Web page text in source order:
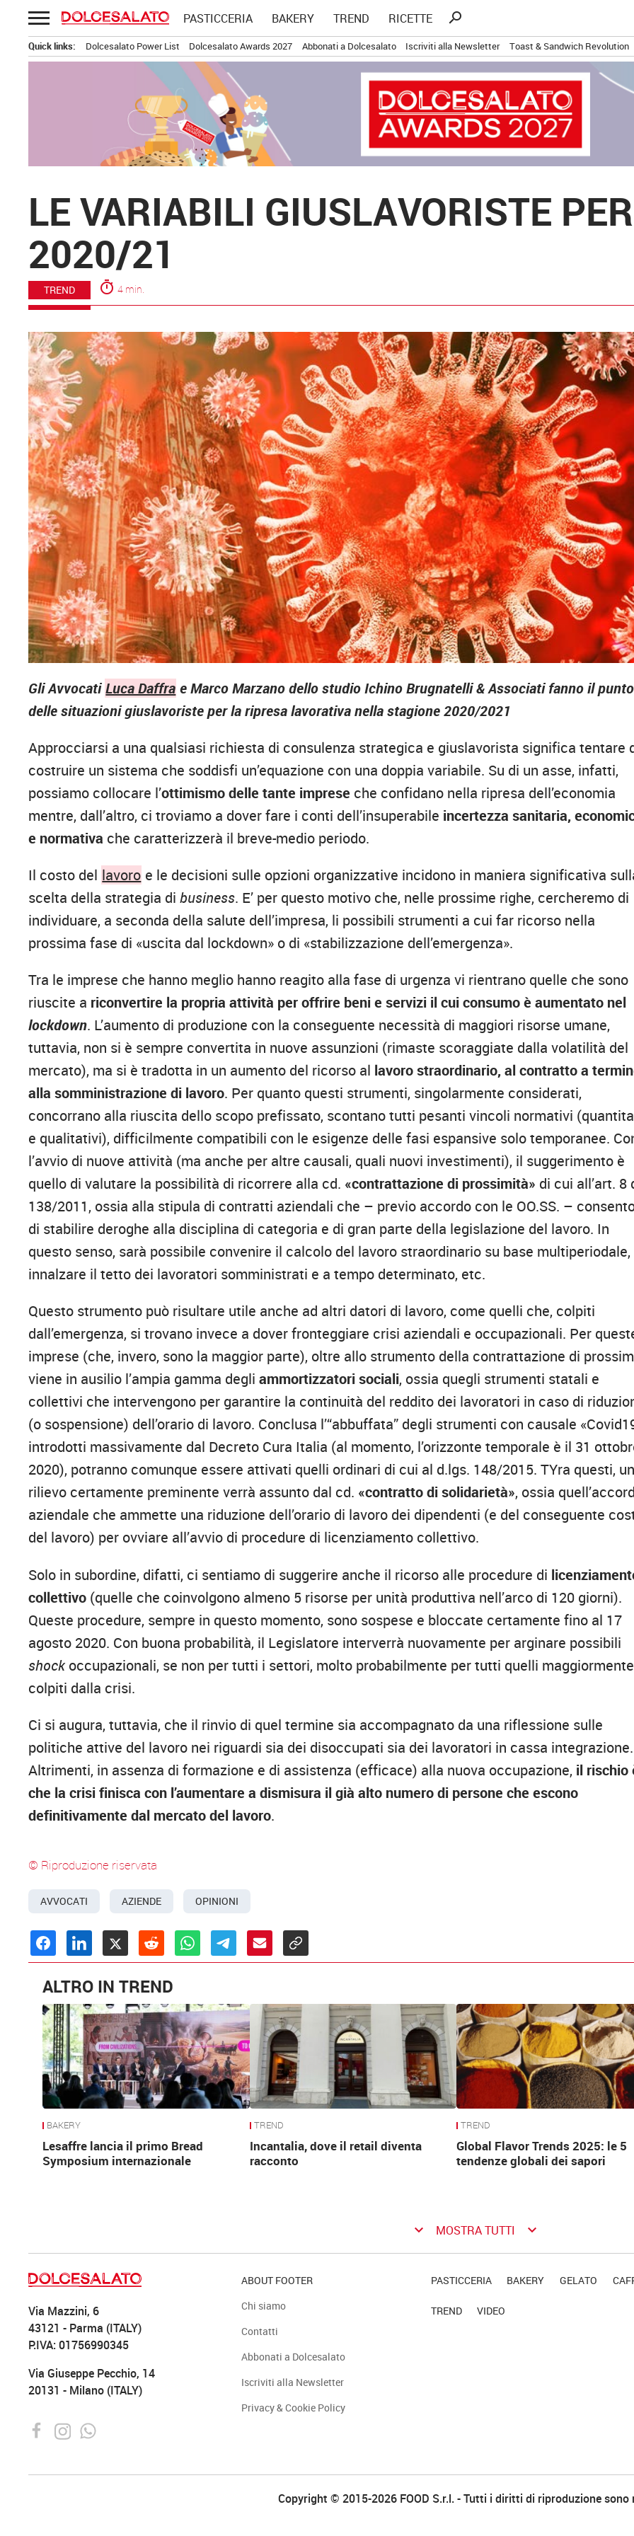
Passa
al
contenuto
PASTICCERIA BAKERY TREND RICETTE
Ricerca
search
Quick links: Dolcesalato Power List Dolcesalato Awards 2027 Abbonati a Dolcesalato Iscriviti alla Newsletter Toast & Sandwich Revolution
LE VARIABILI GIUSLAVORISTE
2020/21
TREND timer 4 min.
Gli AvvocatiLuca Daffra e Marco Marzano dello studio Ichino Brugnatelli & Associati fanno il punto
delle situazioni giuslavoriste per la ripresa lavorativa nella stagione 2020/2021
Approcciarsi a una qualsiasi richiesta di consulenza strategica e giuslavorista significa tentare
costruire un sistema che soddisfi un’equazione con una doppia variabile. Su di un asse, infatti,
possiamo collocare l’ottimismo delle tante imprese che confidano nella ripresa dell’economia
mentre, dall’altro, ci troviamo a dover fare i conti dell’insuperabile incertezza sanitaria,
e normativa che caratterizzerà il breve-medio periodo.
Il costo del lavoro e le decisioni sulle opzioni organizzative incidono in maniera significativa
scelta della strategia dibusiness. E’ per questo motivo che, nelle prossime righe, cercheremo di
individuare, a seconda della salute dell’impresa, li possibili strumenti a cui far ricorso nella
prossima fase di «uscita dal lockdown» o di «stabilizzazione dell’emergenza».
Tra le imprese che hanno meglio hanno reagito alla fase di urgenza vi rientrano quelle che sono
riuscite a riconvertire la propria attività per offrire beni e servizi il cui consumo è aumentato nel
lockdown. L’aumento di produzione con la conseguente necessità di maggiori risorse umane,
tuttavia, non si è sempre convertita in nuove assunzioni (rimaste scoraggiate dalla volatilità del
mercato), ma si è tradotta in un aumento del ricorso al lavoro straordinario, al contratto a
alla somministrazione di lavoro. Per quanto questi strumenti, singolarmente considerati,
concorrano alla riuscita dello scopo prefissato, scontano tutti pesanti vincoli normativi
e qualitativi), difficilmente compatibili con le esigenze delle fasi espansive solo temporanee.
l’avvio di nuove attività (ma anche per altre causali, quali nuovi investimenti), il suggerimento è
quello di valutare la possibilità di ricorrere alla cd. «contrattazione di prossimità» di cui all’art. 8
138/2011, ossia alla stipula di contratti aziendali che – previo accordo con le OO.SS. –
di stabilire deroghe alla disciplina di categoria e di gran parte della legislazione del lavoro. In
questo senso, sarà possibile convenire il calcolo del lavoro straordinario su base multiperiodale,
innalzare il tetto dei lavoratori somministrati e a tempo determinato, etc.
Questo strumento può risultare utile anche ad altri datori di lavoro, come quelli che, colpiti
dall’emergenza, si trovano invece a dover fronteggiare crisi aziendali e occupazionali. Per
imprese (che, invero, sono la maggior parte), oltre allo strumento della contrattazione di
viene in ausilio l’ampia gamma degliammortizzatori sociali, ossia quegli strumenti statali e
collettivi che intervengono per garantire la continuità del reddito dei lavoratori in caso di
(o sospensione) dell’orario di lavoro. Conclusa l’“abbuffata” degli strumenti con causale
introdotti massivamente dal Decreto Cura Italia (al momento, l’orizzonte temporale è il 31
2020), potranno comunque essere attivati quelli ordinari di cui al d.lgs. 148/2015. TYra questi,
rilievo certamente preminente verrà assunto dal cd. «contratto di solidarietà», ossia
aziendale che ammette una riduzione dell’orario di lavoro dei dipendenti (e del conseguente
del lavoro) per ovviare all’avvio di procedure di licenziamento collettivo.
Solo in subordine, difatti, ci sentiamo di suggerire anche il ricorso alle procedure di
collettivo (quelle che coinvolgono almeno 5 risorse per unità produttiva nell’arco di 120 giorni).
Queste procedure, sempre in questo momento, sono sospese e bloccate certamente fino al 17
agosto 2020. Con buona probabilità, il Legislatore interverrà nuovamente per arginare possibili
shockoccupazionali, se non per tutti i settori, molto probabilmente per tutti quelli maggiormente
colpiti dalla crisi.
Ci si augura, tuttavia, che il rinvio di quel termine sia accompagnato da una riflessione sulle
politiche attive del lavoro nei riguardi sia dei disoccupati sia dei lavoratori in cassa integrazione.
Altrimenti, in assenza di formazione e di assistenza (efficace) alla nuova occupazione, il rischio
che la crisi finisca con l’aumentare a dismisura il già alto numero di persone che escono
definitivamente dal mercato del lavoro.
© Riproduzione riservata
AVVOCATI AZIENDE OPINIONI
ALTRO IN TREND
BAKERY
Lesaffre lancia il primo Bread
Symposium internazionale
TREND
Incantalia, dove il retail diventa
racconto
TREND
Global Flavor Trends 2025: le 5
tendenze globali dei sapori
keyboard_arrow_down MOSTRA TUTTI keyboard_arrow_down
Via Mazzini, 6
43121 - Parma (ITALY)
P.IVA: 01756990345
Via Giuseppe Pecchio, 14
20131 - Milano (ITALY)
ABOUT FOOTER
Chi siamo
Contatti
Abbonati a Dolcesalato
Iscriviti alla Newsletter
Privacy & Cookie Policy
PASTICCERIA BAKERY GELATO
TREND VIDEO
Copyright © 2015-2026 FOOD S.r.l. - Tutti i diritti di riproduzione sono